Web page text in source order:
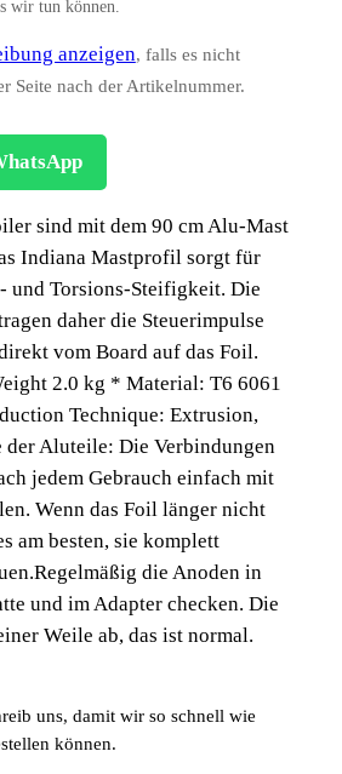
wir tun können.
anzeigen, falls es nicht
Seite nach der Artikelnummer.
sind mit dem 90 cm Alu-Mast
Indiana Mastprofil sorgt für
und Torsions-Steifigkeit. Die
daher die Steuerimpulse
vom Board auf das Foil.
2.0 kg * Material: T6 6061
Technique: Extrusion,
Aluteile: Die Verbindungen
jedem Gebrauch einfach mit
Wenn das Foil länger nicht
am besten, sie komplett
die Anoden in
und im Adapter checken. Die
Weile ab, das ist normal.
uns, damit wir so schnell wie
können.